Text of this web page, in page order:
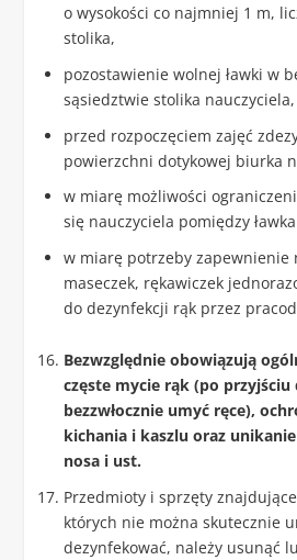
o wysokości co najmniej 1 m,
stolika,
pozostawienie wolnej ławki w
sąsiedztwie stolika nauczyciela,
przed rozpoczęciem zajęć
powierzchni dotykowej biurka
w miarę możliwości
się nauczyciela pomiędzy
w miarę potrzeby zapewnienie
maseczek, rękawiczek
do dezynfekcji rąk przez
Bezwzględnie obowiązują
częste mycie rąk (po przyjściu
bezzwłocznie umyć ręce),
kichania i kaszlu oraz
nosa i ust.
Przedmioty i sprzęty
których nie można skutecznie
dezynfekować, należy usunąć